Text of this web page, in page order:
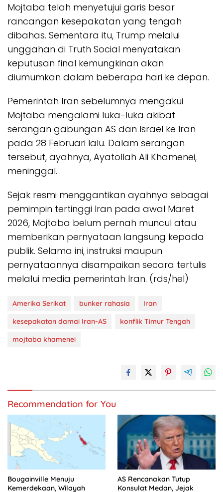
Mojtaba telah menyetujui garis besar
rancangan kesepakatan yang tengah
dibahas. Sementara itu, Trump melalui
unggahan di Truth Social menyatakan
keputusan final kemungkinan akan
diumumkan dalam beberapa hari ke depan.
Pemerintah Iran sebelumnya mengakui
Mojtaba mengalami luka-luka akibat
serangan gabungan AS dan Israel ke Iran
pada 28 Februari lalu. Dalam serangan
tersebut, ayahnya, Ayatollah Ali Khamenei,
meninggal.
Sejak resmi menggantikan ayahnya sebagai
pemimpin tertinggi Iran pada awal Maret
2026, Mojtaba belum pernah muncul atau
memberikan pernyataan langsung kepada
publik. Selama ini, instruksi maupun
pernyataannya disampaikan secara tertulis
melalui media pemerintah Iran. (rds/hel)
Amerika Serikat bunker rahasia
Iran
kesepakatan damai Iran-AS
konflik Timur Tengah
mojtaba khamenei
Recommendation for You
Bougainville Menuju
Kemerdekaan, Wilayah
AS Rencanakan Tutup
Konsulat Medan, Jejak